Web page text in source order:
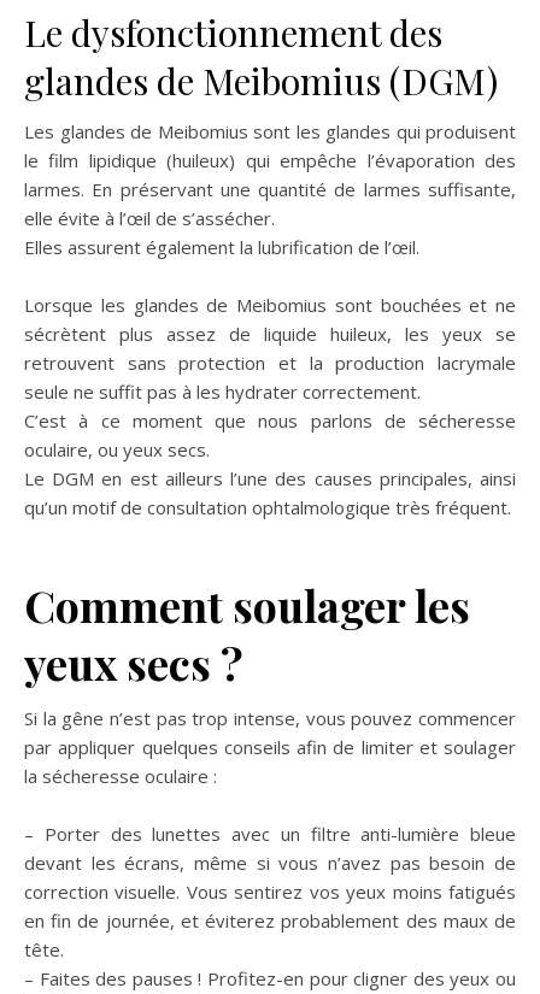
Le dysfonctionnement des
glandes de Meibomius (DGM)
Les glandes de Meibomius sont les glandes qui produisent
le film lipidique (huileux) qui empêche l’évaporation des
larmes. En préservant une quantité de larmes suffisante,
elle évite à l’œil de s’assécher.
Elles assurent également la lubrification de l’œil.
Lorsque les glandes de Meibomius sont bouchées et ne
sécrètent plus assez de liquide huileux, les yeux se
retrouvent sans protection et la production lacrymale
seule ne suffit pas à les hydrater correctement.
C’est à ce moment que nous parlons de sécheresse
oculaire, ou yeux secs.
Le DGM en est ailleurs l’une des causes principales, ainsi
qu’un motif de consultation ophtalmologique très fréquent.
Comment soulager les
yeux secs ?
Si la gêne n’est pas trop intense, vous pouvez commencer
par appliquer quelques conseils afin de limiter et soulager
la sécheresse oculaire :
– Porter des lunettes avec un filtre anti-lumière bleue
devant les écrans, même si vous n’avez pas besoin de
correction visuelle. Vous sentirez vos yeux moins fatigués
en fin de journée, et éviterez probablement des maux de
tête.
– Faites des pauses ! Profitez-en pour cligner des yeux ou